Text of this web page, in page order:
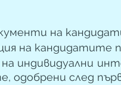
на
на кандидатите
индивидуални
одобрени след